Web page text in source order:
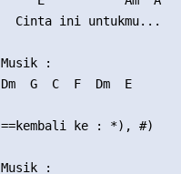
  Cinta ini untukmu...
Musik :
Dm  G  C  F  Dm  E
==kembali ke : *), #)
Musik :